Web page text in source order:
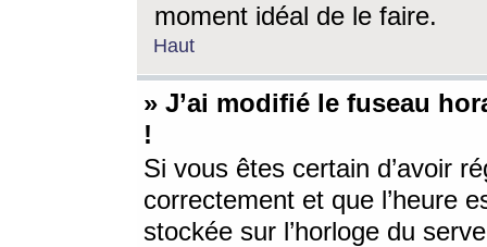
moment idéal de le faire.
Haut
» J’ai modifié le fuseau
!
Si vous êtes certain d’avoir
correctement et que l’heure
stockée sur l’horloge du